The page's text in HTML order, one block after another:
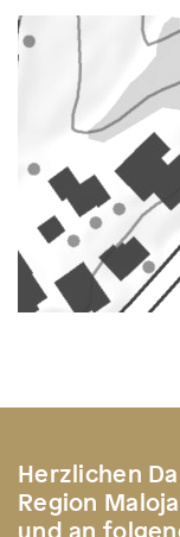
Herzlichen
Region Maloja